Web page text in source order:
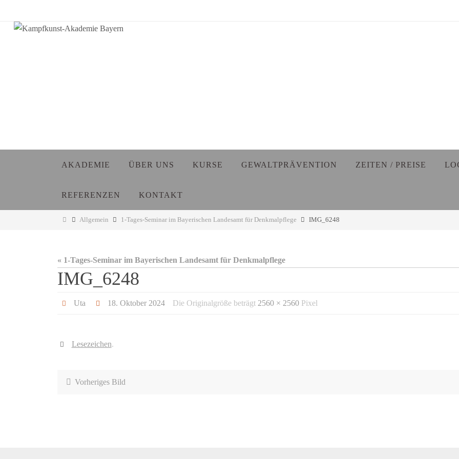
Inhalt
AKADEMIE ÜBER UNS KURSE GEWALTPRÄVENTION ZEITEN / PREISE
REFERENZEN KONTAKT
StartAllgemein 1-Tages-Seminar im Bayerischen Landesamt für Denkmalpflege IMG_6248
« 1-Tages-Seminar im Bayerischen Landesamt für Denkmalpflege
IMG_6248
Uta 18. Oktober 2024 Die Originalgröße beträgt 2560 × 2560 Pixel
Lesezeichen.
Vorheriges Bild